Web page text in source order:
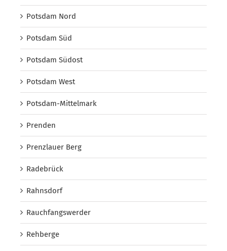
Potsdam Nord
Potsdam Süd
Potsdam Südost
Potsdam West
Potsdam-Mittelmark
Prenden
Prenzlauer Berg
Radebrück
Rahnsdorf
Rauchfangswerder
Rehberge